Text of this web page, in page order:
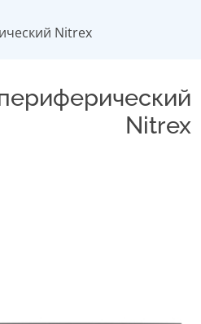
Nitrex
Nitrex